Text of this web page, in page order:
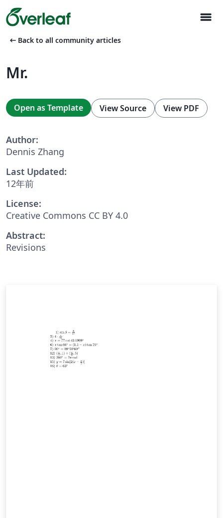
menu
arrow_left_alt Back to all community articles
Mr.
Open as Template View Source View PDF
Author:
Dennis Zhang
Last Updated:
12年前
License:
Creative Commons CC BY 4.0
Abstract:
Revisions